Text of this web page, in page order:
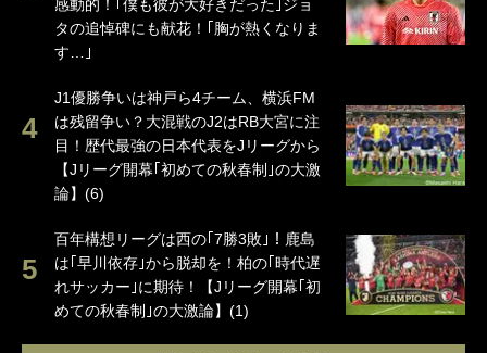
感動的！｢僕も彼が大好きだった｣ジョ
タの追悼碑にも献花！｢胸が熱くなりま
す…｣
J1優勝争いは神戸ら4チーム、横浜FM
は残留争い？大混戦のJ2はRB大宮に注
目！歴代最強の日本代表をJリーグから
【Jリーグ開幕｢初めての秋春制｣の大激
論】(6)
百年構想リーグは西の｢7勝3敗｣！鹿島
は｢早川依存｣から脱却を！柏の｢時代遅
れサッカー｣に期待！【Jリーグ開幕｢初
めての秋春制｣の大激論】(1)